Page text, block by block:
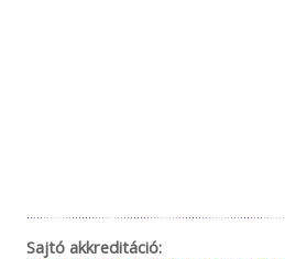
Sajtó akkreditáció: